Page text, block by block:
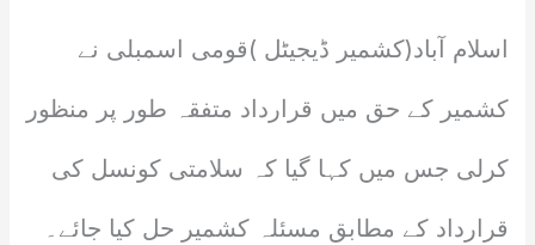
اسلام آباد(کشمیر ڈیجیٹل )قومی اسمبلی نے
کشمیر کے حق میں قرارداد متفقہ طور پر منظور
کرلی جس میں کہا گیا کہ سلامتی کونسل کی
قرارداد کے مطابق مسئلہ کشمیر حل کیا جائے۔